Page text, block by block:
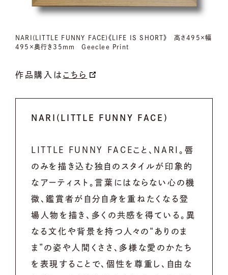
NARI(LITTLE FUNNY FACE)《LIFE IS SHORT》 高さ495×幅
495×奥行き35mm Geeclee Print
作品購入は こちら
NARI(LITTLE FUNNY FACE)
LITTLE FUNNY FACEこと、NARI。唇
のみを描き込む独自のスタイルが印象的
なアーティスト。言葉にはならない心の機
微、鑑賞者が自分自身を重ねたくなる登
場人物を描き、多くの共感を得ている。異
なる文化や背景を持つ人々 の“ありのま
ま”の姿や人間くささ、多様な愛のかたち
を表現することで、個性を尊重し、自由な